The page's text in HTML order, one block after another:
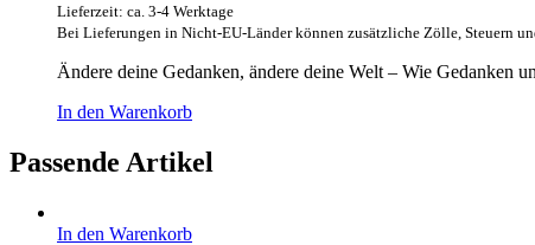
Lieferzeit: ca. 3-4 Werktage
Bei Lieferungen in Nicht-EU-Länder können zusätzliche Zölle, Steuern
Ändere deine Gedanken, ändere deine Welt – Wie Gedanken
In den Warenkorb
Passende Artikel
In den Warenkorb